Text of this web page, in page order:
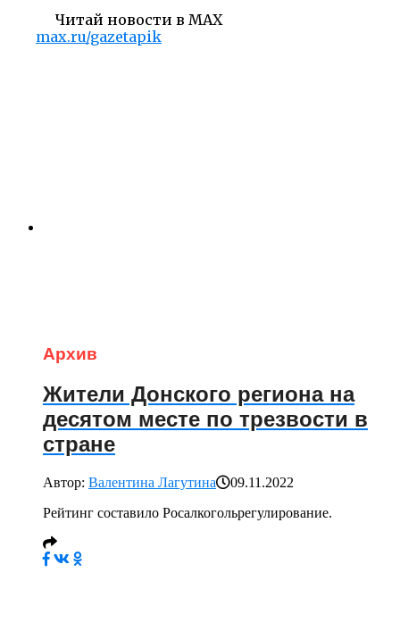
Читай новости в MAX
max.ru/gazetapik
Архив
Жители Донского региона на
десятом месте по трезвости в
стране
Автор: Валентина Лагутина
09.11.2022
Рейтинг составило Росалкогольрегулирование.